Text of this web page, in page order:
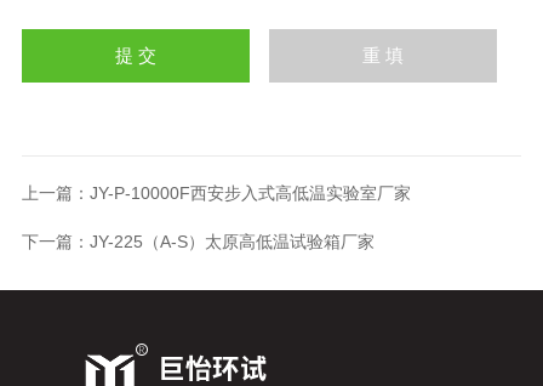
上一篇： JY-P-10000F西安步入式高低温实验室厂家
下一篇： JY-225（A-S）太原高低温试验箱厂家